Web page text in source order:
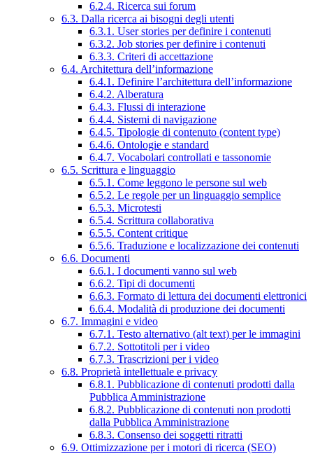
6.2.4. Ricerca sui forum
6.3. Dalla ricerca ai bisogni degli utenti
6.3.1. User stories per definire i contenuti
6.3.2. Job stories per definire i contenuti
6.3.3. Criteri di accettazione
6.4. Architettura dell’informazione
6.4.1. Definire l’architettura dell’informazione
6.4.2. Alberatura
6.4.3. Flussi di interazione
6.4.4. Sistemi di navigazione
6.4.5. Tipologie di contenuto (content type)
6.4.6. Ontologie e standard
6.4.7. Vocabolari controllati e tassonomie
6.5. Scrittura e linguaggio
6.5.1. Come leggono le persone sul web
6.5.2. Le regole per un linguaggio semplice
6.5.3. Microtesti
6.5.4. Scrittura collaborativa
6.5.5. Content critique
6.5.6. Traduzione e localizzazione dei contenuti
6.6. Documenti
6.6.1. I documenti vanno sul web
6.6.2. Tipi di documenti
6.6.3. Formato di lettura dei documenti elettronici
6.6.4. Modalità di produzione dei documenti
6.7. Immagini e video
6.7.1. Testo alternativo (alt text) per le immagini
6.7.2. Sottotitoli per i video
6.7.3. Trascrizioni per i video
6.8. Proprietà intellettuale e privacy
6.8.1. Pubblicazione di contenuti prodotti dalla
Pubblica Amministrazione
6.8.2. Pubblicazione di contenuti non prodotti
dalla Pubblica Amministrazione
6.8.3. Consenso dei soggetti ritratti
6.9. Ottimizzazione per i motori di ricerca (SEO)